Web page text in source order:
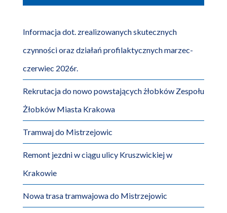
Informacja dot. zrealizowanych skutecznych
czynności oraz działań profilaktycznych marzec-
czerwiec 2026r.
Rekrutacja do nowo powstających żłobków Zespołu
Żłobków Miasta Krakowa
Tramwaj do Mistrzejowic
Remont jezdni w ciągu ulicy Kruszwickiej w
Krakowie
Nowa trasa tramwajowa do Mistrzejowic